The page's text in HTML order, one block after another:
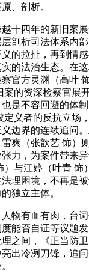
、剖析。
四年的新旧案展
剖析司法体系内
的拉扯，再到情
的法治生态。在
官方灵渊（高叶
案的资深检察官展
是不容回避的体
定义者的反抗立场
边界的连续追问
爽（张歆艺 饰）
力，为案件带来
）与江婷（叶青 饰
理困境，不再是
独立主体。
有血有肉，台词
能否自证等议题
之间，《正当防
出冷冽刀锋，追